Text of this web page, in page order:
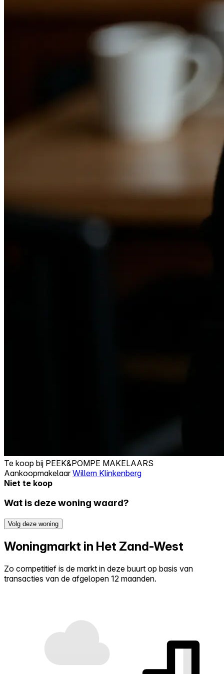
Te koop bij PEEK&POMPE MAKELAARS
AankoopmakelaarWillem Klinkenberg
Niet te koop
Wat is deze woning waard?
Volg deze woning
Woningmarkt in Het Zand-West
Zo competitief is de markt in deze buurt op basis van
transacties van de afgelopen 12 maanden.